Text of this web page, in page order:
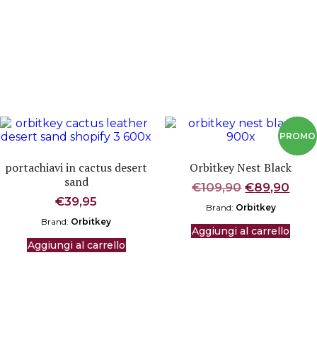
portachiavi in cactus desert
sand
€39,95
Brand: Orbitkey
Aggiungi al carrello
Orbitkey Nest Black
€109,90 Il
prezzo
originale
era:
€89,90
Brand: Orbitkey
Aggiungi al carrello